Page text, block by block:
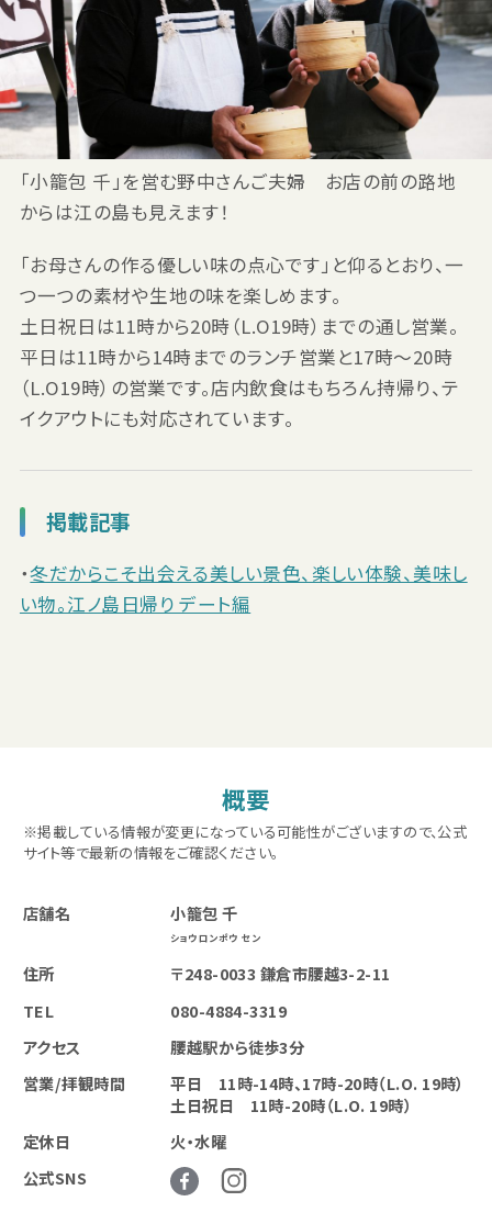
「小籠包 千」を営む野中さんご夫婦 お店の前の路地
からは江の島も見えます！
「お母さんの作る優しい味の点心です」と仰るとおり、一
つ一つの素材や生地の味を楽しめます。
土日祝日は11時から20時（L.O19時）までの通し営業。
平日は11時から14時までのランチ営業と17時～20時
（L.O19時）の営業です。店内飲食はもちろん持帰り、テ
イクアウトにも対応されています。
掲載記事
・冬だからこそ出会える美しい景色、楽しい体験、美味し
い物。江ノ島日帰り デート編
概要
※掲載している情報が変更になっている可能性がございますので、公式
サイト等で最新の情報をご確認ください。
店舗名 小籠包 千
ショウロンポウ セン
住所
〒248-0033 鎌倉市腰越3-2-11
TEL
080-4884-3319
アクセス
腰越駅から徒歩3分
営業/拝観時間
平日 11時-14時、17時-20時（L.O. 19時）
土日祝日 11時-20時（L.O. 19時）
定休日
火・水曜
公式SNS